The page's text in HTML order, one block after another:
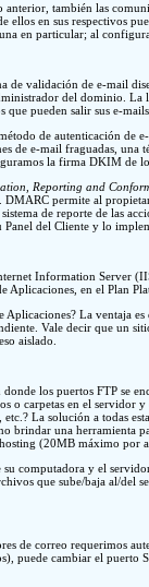
anterior, también las
ellos en sus respectivos
en particular; al
de validación de e-mail
del dominio. La
que pueden salir sus e-
de autenticación de
de e-mail fraguadas,
la firma DKIM de
Reporting and
permite al
de reporte de las
Panel del Cliente y lo
Information Server
Aplicaciones, en el Plan
Aplicaciones? La ventaja
Vale decir que un
aislado.
donde los puertos FTP se
carpetas en el servidor
La solución a todas
brindar una
(20MB máximo por
computadora y el
que sube/baja al/del
de correo requerimos
puede cambiar el